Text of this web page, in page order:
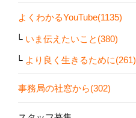
よくわかるYouTube(1135)
いま伝えたいこと(380)
より良く生きるために(261)
事務局の社窓から(302)